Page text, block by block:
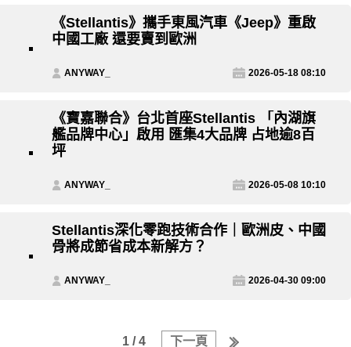
《Stellantis》攜手東風汽車《Jeep》重啟
中國工廠 還要賣到歐洲
ANYWAY_ 2026-05-18 08:10
《寶嘉聯合》台北首座Stellantis 「內湖旗
艦品牌中心」啟用 匯集4大品牌 占地逾8百
坪
ANYWAY_ 2026-05-08 10:10
Stellantis深化零跑技術合作｜歐洲皮、中國
骨將成節省成本新解方？
ANYWAY_ 2026-04-30 09:00
1 / 4 下一頁